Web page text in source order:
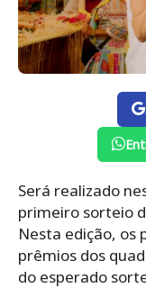
Será realizado
primeiro sorteio
Nesta edição, os
prêmios dos
do esperado